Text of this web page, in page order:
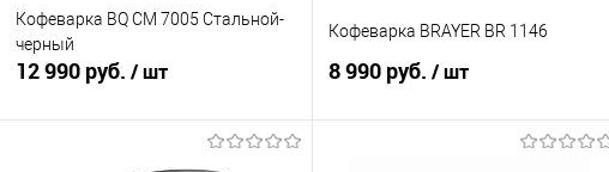
Кофеварка BQ CM 7005 Стальной-
черный
12 990 руб. / шт
Кофеварка BRAYER BR 1146
8 990 руб. / шт